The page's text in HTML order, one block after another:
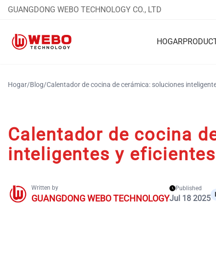
GUANGDONG WEBO TECHNOLOGY CO., LTD
HOGAR
Hogar/Blog/Calentador de cocina de cerámica: soluciones
Calentador de cocina
inteligentes y eficientes
Written by
GUANGDONG WEBO TECHNOLOGY
Published
Jul 18 2025